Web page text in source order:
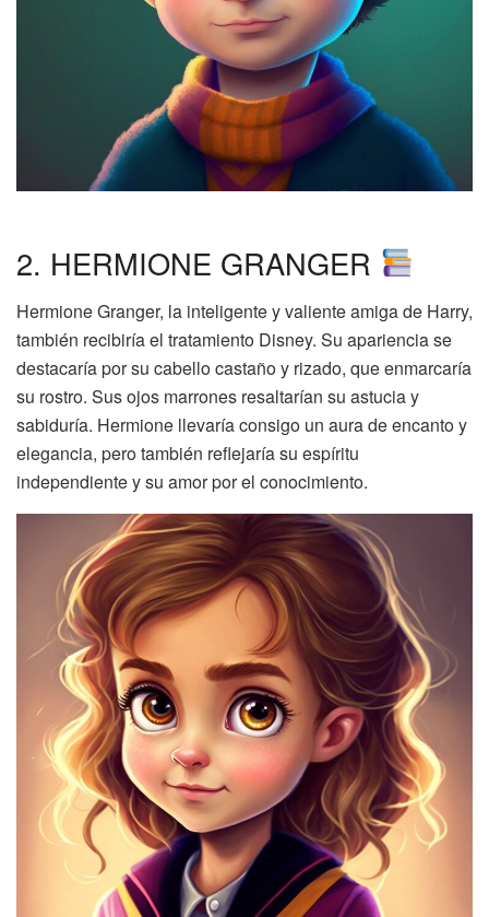
2. HERMIONE GRANGER
Hermione Granger, la inteligente y valiente amiga de Harry,
también recibiría el tratamiento Disney. Su apariencia se
destacaría por su cabello castaño y rizado, que enmarcaría
su rostro. Sus ojos marrones resaltarían su astucia y
sabiduría. Hermione llevaría consigo un aura de encanto y
elegancia, pero también reflejaría su espíritu
independiente y su amor por el conocimiento.